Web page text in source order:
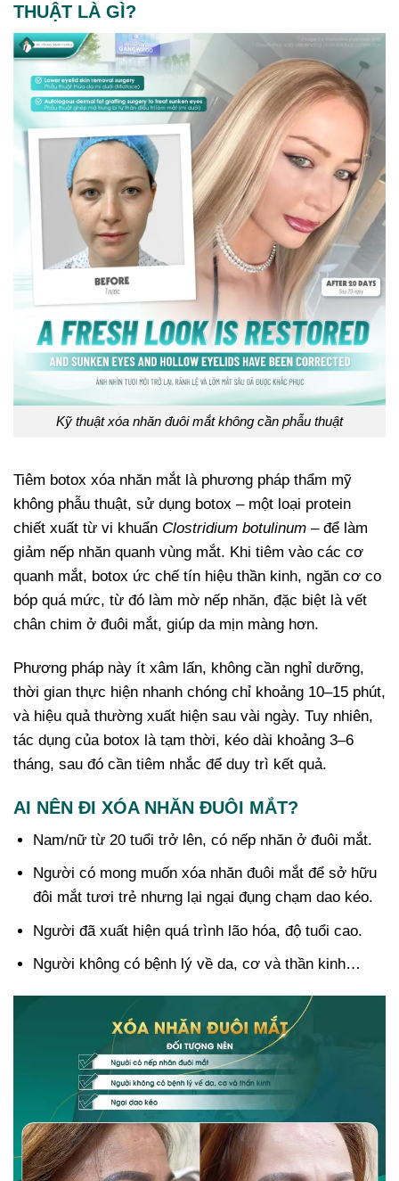
THUẬT LÀ GÌ?
Kỹ thuật xóa nhăn đuôi mắt không cần phẫu thuật
Tiêm botox xóa nhăn mắt là phương pháp thẩm mỹ
không phẫu thuật, sử dụng botox – một loại protein
chiết xuất từ vi khuẩn Clostridium botulinum – để làm
giảm nếp nhăn quanh vùng mắt. Khi tiêm vào các cơ
quanh mắt, botox ức chế tín hiệu thần kinh, ngăn cơ co
bóp quá mức, từ đó làm mờ nếp nhăn, đặc biệt là vết
chân chim ở đuôi mắt, giúp da mịn màng hơn.
Phương pháp này ít xâm lấn, không cần nghỉ dưỡng,
thời gian thực hiện nhanh chóng chỉ khoảng 10–15 phút,
và hiệu quả thường xuất hiện sau vài ngày. Tuy nhiên,
tác dụng của botox là tạm thời, kéo dài khoảng 3–6
tháng, sau đó cần tiêm nhắc để duy trì kết quả.
AI NÊN ĐI XÓA NHĂN ĐUÔI MẮT?
Nam/nữ từ 20 tuổi trở lên, có nếp nhăn ở đuôi mắt.
Người có mong muốn xóa nhăn đuôi mắt để sở hữu
đôi mắt tươi trẻ nhưng lại ngại đụng chạm dao kéo.
Người đã xuất hiện quá trình lão hóa, độ tuổi cao.
Người không có bệnh lý về da, cơ và thần kinh…